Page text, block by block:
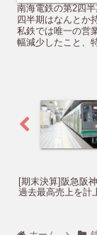
南海電鉄の第2四
四半期はなんとか
私鉄では唯一の営
幅減少したこと、
[期末決算]阪急阪
過去最高売上を計